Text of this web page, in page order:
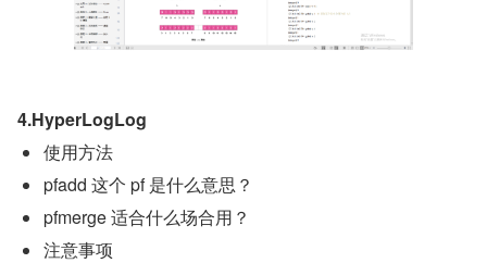
4.HyperLogLog
使用方法
pfadd 这个 pf 是什么意思？
pfmerge 适合什么场合用？
注意事项